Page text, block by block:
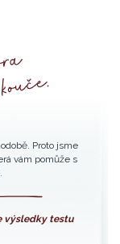
Proto jsme
vám pomůže s
výsledky testu